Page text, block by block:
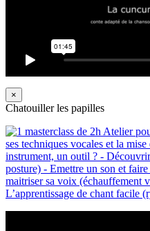
×
Chatouiller les papilles